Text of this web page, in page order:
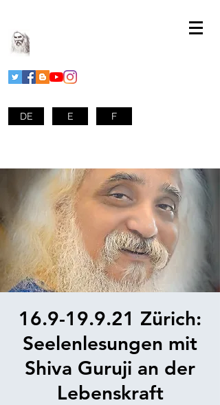
DE E F
16.9-19.9.21 Zürich:
Seelenlesungen mit
Shiva Guruji an der
Lebenskraft